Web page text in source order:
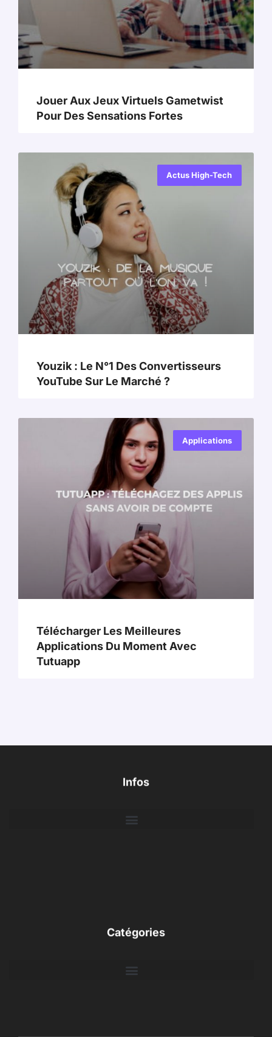
Jouer Aux Jeux Virtuels Gametwist
Pour Des Sensations Fortes
Actus High-Tech
Youzik : Le N°1 Des Convertisseurs
YouTube Sur Le Marché ?
Applications
Télécharger Les Meilleures
Applications Du Moment Avec
Tutuapp
Infos
Catégories